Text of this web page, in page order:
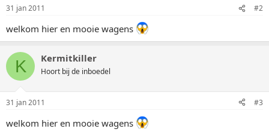
31 jan 2011 #2
welkom hier en mooie wagens
K Kermitkiller
Hoort bij de inboedel
31 jan 2011 #3
welkom hier en mooie wagens